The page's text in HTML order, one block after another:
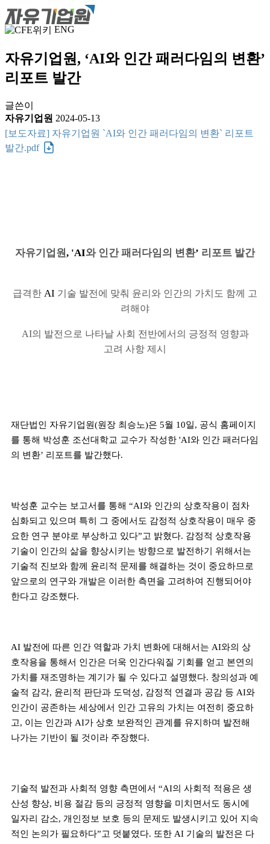
ENG
자유기업원, ‘AI와 인간 패러다임의 변환’
리포트 발간
글쓴이
자유기업원 2024-05-13
[보도자료] 자유기업원 `AI와 인간 패러다임의 변환` 리포트
발간.pdf
자유기업원, 'AI와 인간 패러다임의 변환’ 리포트 발간
급격한 AI 기술 발전에 맞춰 윤리와 인간의 가치도 함께 고
려해야
AI의 발전으로 나타날 사회 전반에서의 긍정적 영향과
고려 사항 제시
재단법인 자유기업원(원장 최승노)은 5월 10일, 공식 홈페이지
를 통해 박성훈 조선대학교 교수가 작성한 'AI와 인간 패러다임
의 변환’ 리포트를 발간했다.
박성훈 교수는 보고서를 통해 “AI와 인간의 상호작용이 점차
심화되고 있으며 특히 그 중에서도 감정적 상호작용이 매우 중
요한 연구 분야로 부상하고 있다”고 밝혔다. 감정적 상호작용
기술이 인간의 삶을 향상시키는 방향으로 발전하기 위해서는
기술적 진보와 함께 윤리적 문제를 해결하는 것이 중요하므로
앞으로의 연구와 개발은 이러한 측면을 고려하여 진행되어야
한다고 강조했다.
AI 발전에 따른 인간 역할과 가치 변화에 대해서는 AI와의 상
호작용을 통해서 인간은 더욱 인간다워질 기회를 얻고 본연의
가치를 재조명하는 계기가 될 수 있다고 설명했다. 창의성과 예
술적 감각, 윤리적 판단과 도덕성, 감정적 연결과 공감 등 AI와
인간이 공존하는 세상에서 인간 고유의 가치는 여전히 중요하
고, 이는 인간과 AI가 상호 보완적인 관계를 유지하며 발전해
나가는 기반이 될 것이라 주장했다.
기술적 발전과 사회적 영향 측면에서 “AI의 사회적 적용은 생
산성 향상, 비용 절감 등의 긍정적 영향을 미치면서도 동시에
일자리 감소, 개인정보 보호 등의 문제도 발생시키고 있어 지속
적인 논의가 필요하다”고 덧붙였다. 또한 AI 기술의 발전은 다